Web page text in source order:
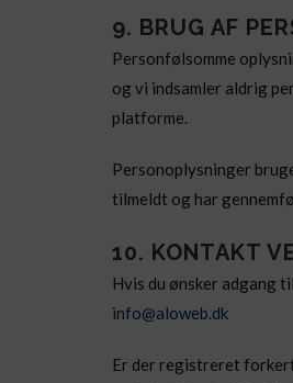
9. BRUG AF
Personfølsomme
og vi indsamler aldrig
platforme.
Personoplysninger
tilmeldt og har
10. KONTAKT
Hvis du ønsker adgang
info@aloweb.dk
Er der registreret